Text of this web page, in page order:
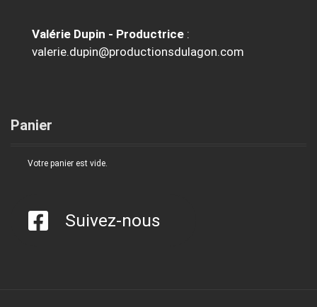
Valérie Dupin - Productrice :
valerie.dupin@productionsdulagon.com
Panier
Votre panier est vide.
Suivez-nous